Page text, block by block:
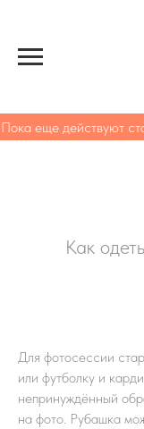
еще действуют
Как
Для фотосессии
или футболку и
непринуждённый
на фото. Рубашка